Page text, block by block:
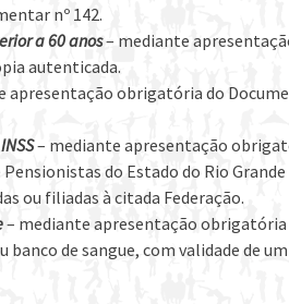
nº 142.
a 60 anos– mediante
autenticada.
apresentação obrigatória do
– mediante apresentação
do Estado do Rio
ou filiadas à citada Federação.
– mediante apresentação
de sangue, com validade de